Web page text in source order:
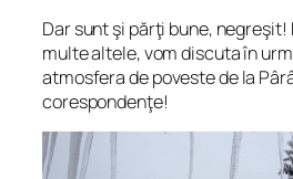
Dar sunt şi părţi bune, negreşit!
multe altele, vom discuta în
atmosfera de poveste de la
corespondenţe!